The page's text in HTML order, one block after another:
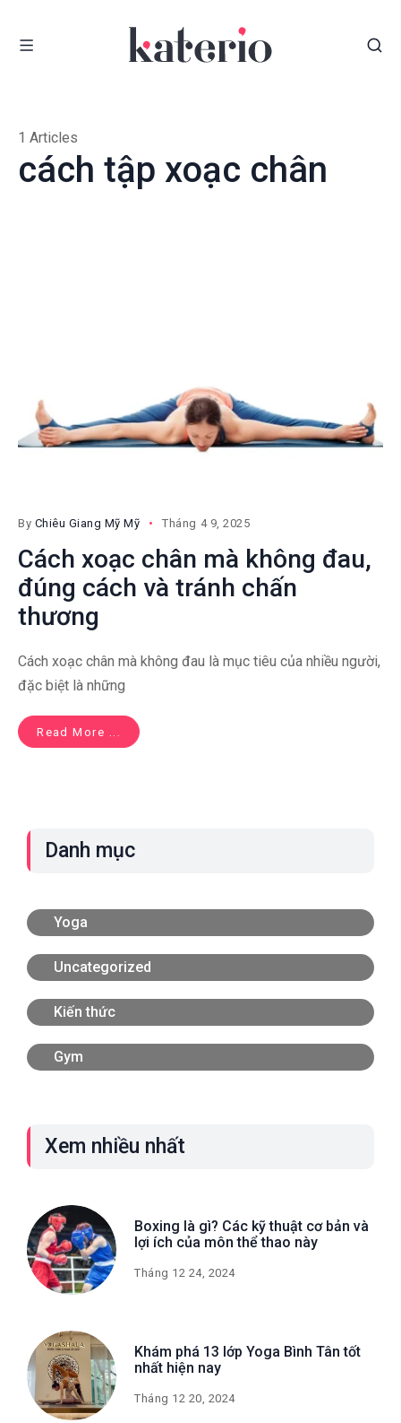
cách tập xoạc chân
1 Articles
By Chiêu Giang Mỹ Mỹ Tháng 4 9, 2025
Cách xoạc chân mà không đau,
đúng cách và tránh chấn
thương
Cách xoạc chân mà không đau là mục tiêu của nhiều người,
đặc biệt là những
Read More ...
Danh mục
Yoga
Uncategorized
Kiến thức
Gym
Xem nhiều nhất
Boxing là gì? Các kỹ thuật cơ bản và
lợi ích của môn thể thao này
Tháng 12 24, 2024
Khám phá 13 lớp Yoga Bình Tân tốt
nhất hiện nay
Tháng 12 20, 2024